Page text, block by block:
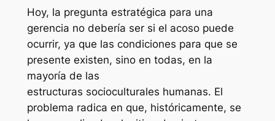
Hoy, la pregunta estratégica para una
gerencia no debería ser si el acoso puede
ocurrir, ya que las condiciones para que se
presente existen, sino en todas, en la
mayoría de las
estructuras socioculturales humanas. El
problema radica en que, históricamente, se